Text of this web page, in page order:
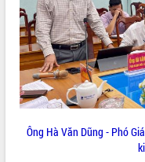
Ông Hà Văn Dũng - Phó